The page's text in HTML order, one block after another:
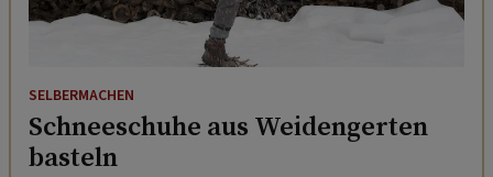
SELBERMACHEN
Schneeschuhe aus Weidengerten
basteln